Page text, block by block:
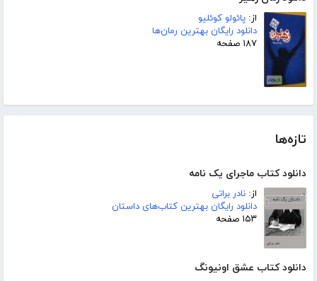
از: پائولو کوئلیو
دانلود رایگان بهترین رمان‌ها
۱۸۷ صفحه
تازه‌ها
دانلود کتاب ماجرای یک نامه
از: نادر براتی
دانلود رایگان بهترین کتاب‌های داستان
۱۵۳ صفحه
دانلود کتاب عشق اونیونگ